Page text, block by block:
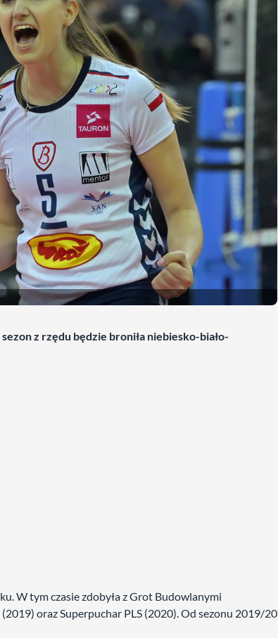
z rzędu będzie broniła niebiesko-biało-
W tym czasie zdobyła z Grot Budowlanymi
oraz Superpuchar PLS (2020). Od sezonu 2019/20